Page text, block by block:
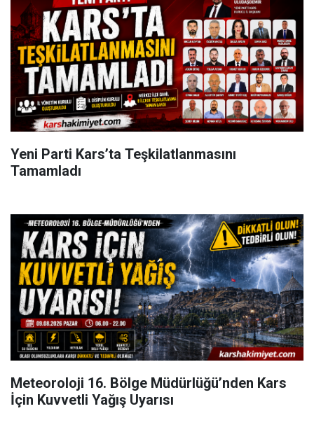
Yeni Parti Kars’ta Teşkilatlanmasını
Tamamladı
Meteoroloji 16. Bölge Müdürlüğü’nden Kars
İçin Kuvvetli Yağış Uyarısı